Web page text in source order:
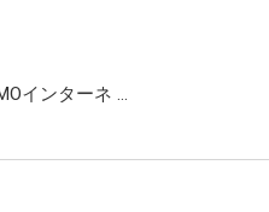
インターネ …